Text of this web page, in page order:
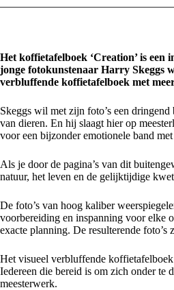
Het koffietafelboek ‘Creation’ is
jonge fotokunstenaar Harry Skeggs
verbluffende koffietafelboek met
Skeggs wil met zijn foto’s een
van dieren. En hij slaagt hier op
voor een bijzonder emotionele band
Als je door de pagina’s van dit
natuur, het leven en de gelijktijdige
De foto’s van hoog kaliber
voorbereiding en inspanning voor elke
exacte planning. De resulterende
Het visueel verbluffende
Iedereen die bereid is om zich onder te
meesterwerk.